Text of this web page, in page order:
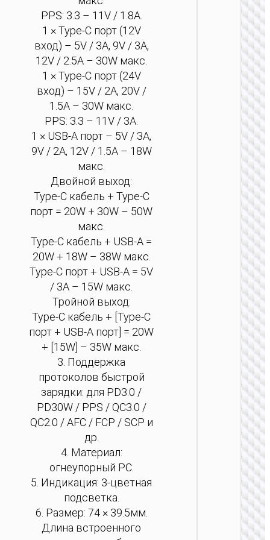
PPS: 3.3 – 11V / 1.8A.
1 × Type-C порт (12V
вход) – 5V / 3A, 9V / 3A,
12V / 2.5A – 30W макс.
1 × Type-C порт (24V
вход) – 15V / 2A, 20V /
1.5A – 30W макс.
PPS: 3.3 – 11V / 3A.
1 × USB-A порт – 5V / 3A,
9V / 2A, 12V / 1.5A – 18W
макс.
Двойной выход:
Type-C кабель + Type-C
порт = 20W + 30W – 50W
макс.
Type-C кабель + USB-A =
20W + 18W – 38W макс.
Type-C порт + USB-A = 5V
/ 3A – 15W макс.
Тройной выход:
Type-C кабель + [Type-C
порт + USB-A порт] = 20W
+ [15W] – 35W макс.
3. Поддержка
протоколов быстрой
зарядки: для PD3.0 /
PD30W / PPS / QC3.0 /
QC2.0 / AFC / FCP / SCP и
др.
4. Материал:
огнеупорный PC.
5. Индикация: 3-цветная
подсветка.
6. Размер: 74 × 39.5мм.
Длина встроенного
96W